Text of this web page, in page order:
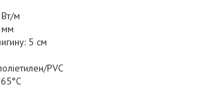
Вт/м
мм
5 см
PVC